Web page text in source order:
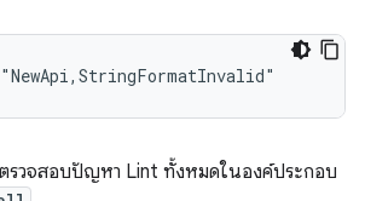
ตรวจสอบปัญหา Lint ทั้งหมดในองค์ประกอบ